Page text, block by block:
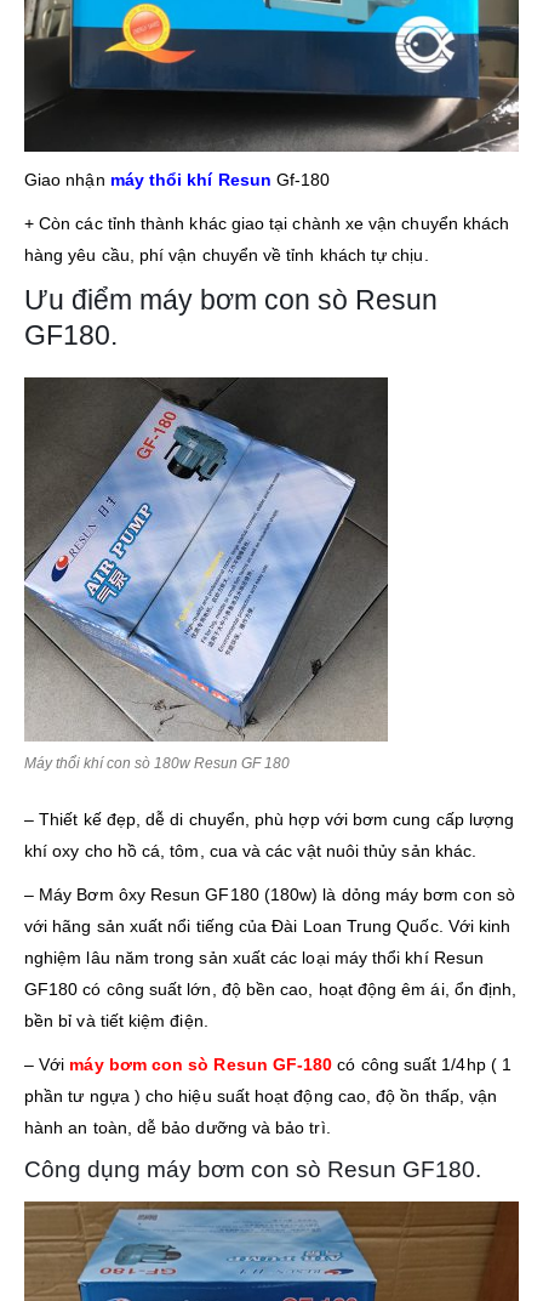
Giao nhận máy thổi khí Resun Gf-180
+ Còn các tỉnh thành khác giao tại chành xe vận chuyển khách
hàng yêu cầu, phí vận chuyển về tỉnh khách tự chịu.
Ưu điểm máy bơm con sò Resun
GF180.
Máy thổi khí con sò 180w Resun GF 180
– Thiết kế đẹp, dễ di chuyển, phù hợp với bơm cung cấp lượng
khí oxy cho hồ cá, tôm, cua và các vật nuôi thủy sản khác.
– Máy Bơm ôxy Resun GF180 (180w) là dỏng máy bơm con sò
với hãng sản xuất nổi tiếng của Đài Loan Trung Quốc. Với kinh
nghiệm lâu năm trong sản xuất các loại máy thổi khí Resun
GF180 có công suất lớn, độ bền cao, hoạt động êm ái, ổn định,
bền bỉ và tiết kiệm điện.
– Với máy bơm con sò Resun GF-180 có công suất 1/4hp ( 1
phần tư ngựa ) cho hiệu suất hoạt động cao, độ ồn thấp, vận
hành an toàn, dễ bảo dưỡng và bảo trì.
Công dụng máy bơm con sò Resun GF180.